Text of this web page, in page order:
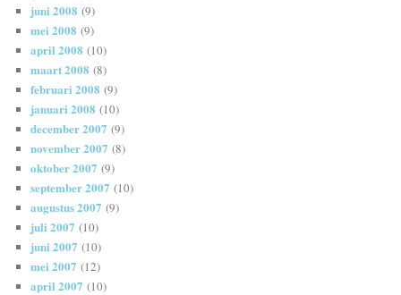
juni 2008 (9)
mei 2008 (9)
april 2008 (10)
maart 2008 (8)
februari 2008 (9)
januari 2008 (10)
december 2007 (9)
november 2007 (8)
oktober 2007 (9)
september 2007 (10)
augustus 2007 (9)
juli 2007 (10)
juni 2007 (10)
mei 2007 (12)
april 2007 (10)